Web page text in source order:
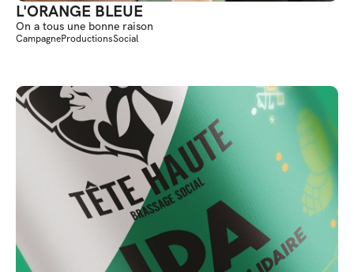
L'ORANGE BLEUE
On a tous une bonne raison
CampagneProductionsSocial